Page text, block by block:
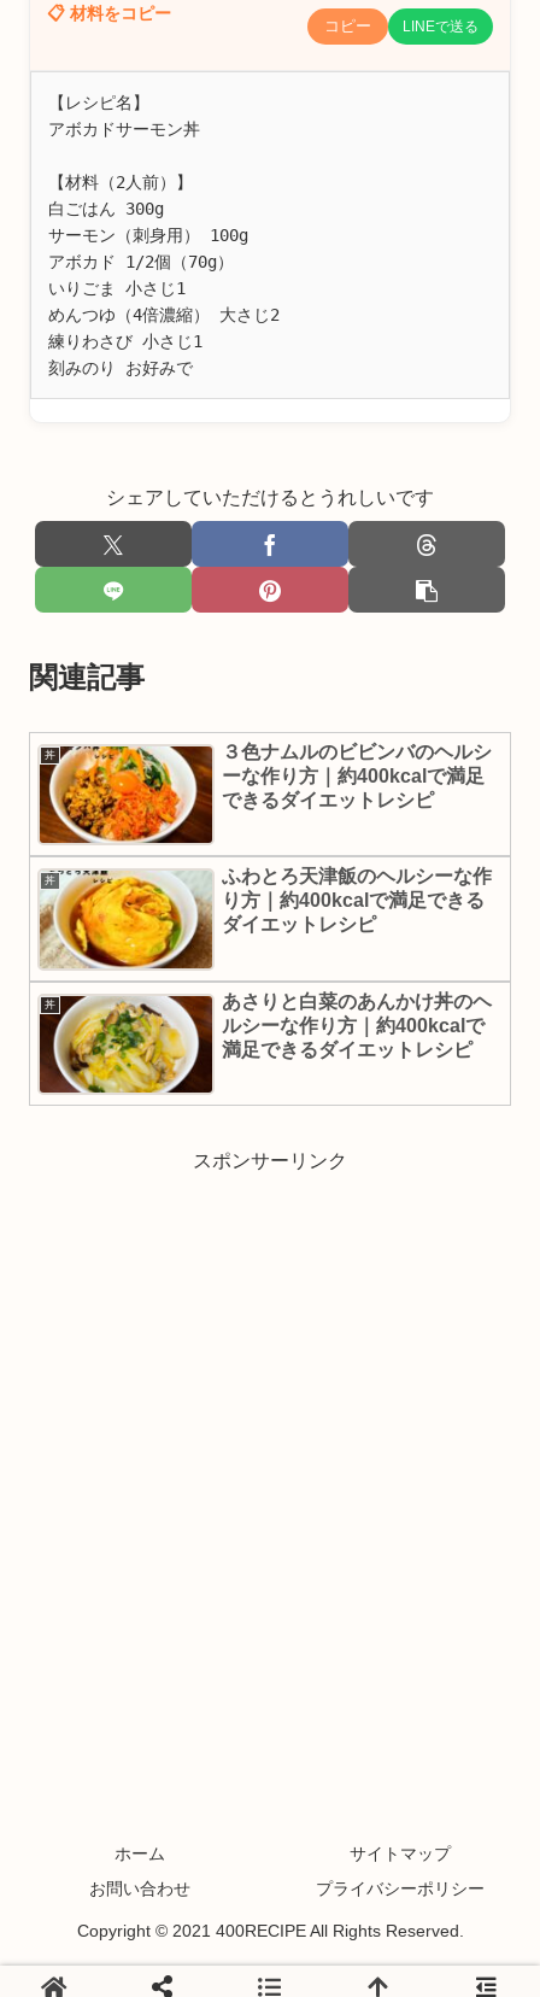
📋 材料をコピー
コピー LINEで送る
【レシピ名】
アボカドサーモン丼
【材料（2人前）】
白ごはん 300g
サーモン（刺身用） 100g
アボカド 1/2個（70g）
いりごま 小さじ1
めんつゆ（4倍濃縮） 大さじ2
練りわさび 小さじ1
刻みのり お好みで
シェアしていただけるとうれしいです
関連記事
丼
３色ナムルのビビンバのヘルシ
ーな作り方｜約400kcalで満足
できるダイエットレシピ
丼
ふわとろ天津飯のヘルシーな作
り方｜約400kcalで満足できる
ダイエットレシピ
丼
あさりと白菜のあんかけ丼のヘ
ルシーな作り方｜約400kcalで
満足できるダイエットレシピ
スポンサーリンク
ホーム
サイトマップ
お問い合わせ
プライバシーポリシー
Copyright © 2021 400RECIPE All Rights Reserved.